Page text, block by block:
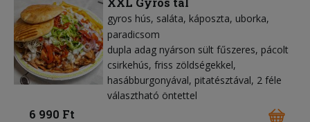
gyros hús saláta káposzta uborka
paradicsom
dupla adag nyárson sült fűszeres, pácolt
csirkehús, friss zöldségekkel,
hasábburgonyával, pitatésztával, 2 féle
választható öntettel
6 990 Ft